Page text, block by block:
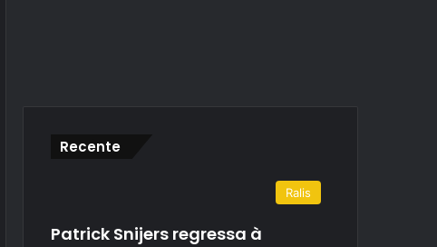
Recente
Ralis
Patrick Snijers regressa à